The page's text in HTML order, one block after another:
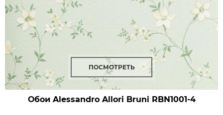
ПОСМОТРЕТЬ
Обои Alessandro Allori Bruni RBN1001-4